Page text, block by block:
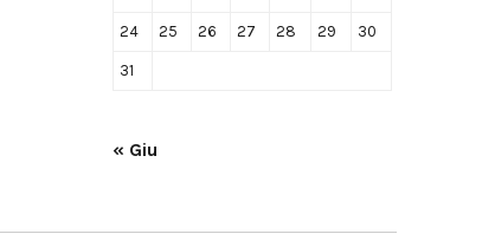
24 25 26 27 28 29 30
31
« Giu